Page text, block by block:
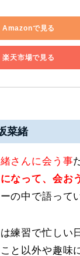
Amazonで見る
楽天市場で見る
菜緒
さんに会う事
なって、会お
の中で語って
練習で忙しい
と以外や趣味